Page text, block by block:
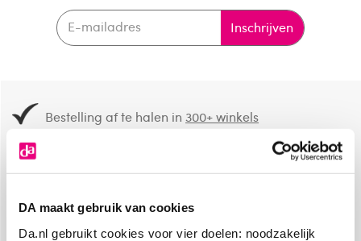
DA maakt gebruik van cookies
Da.nl gebruikt cookies voor vier doelen: noodzakelijk
Inschrijven
Bestelling af te halen in300+ winkels
8.6 uit4.106 reviews